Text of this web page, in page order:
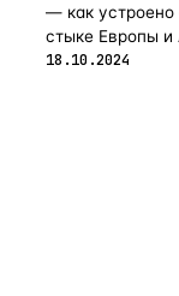
— как устроено
стыке Европы и
18.10.2024